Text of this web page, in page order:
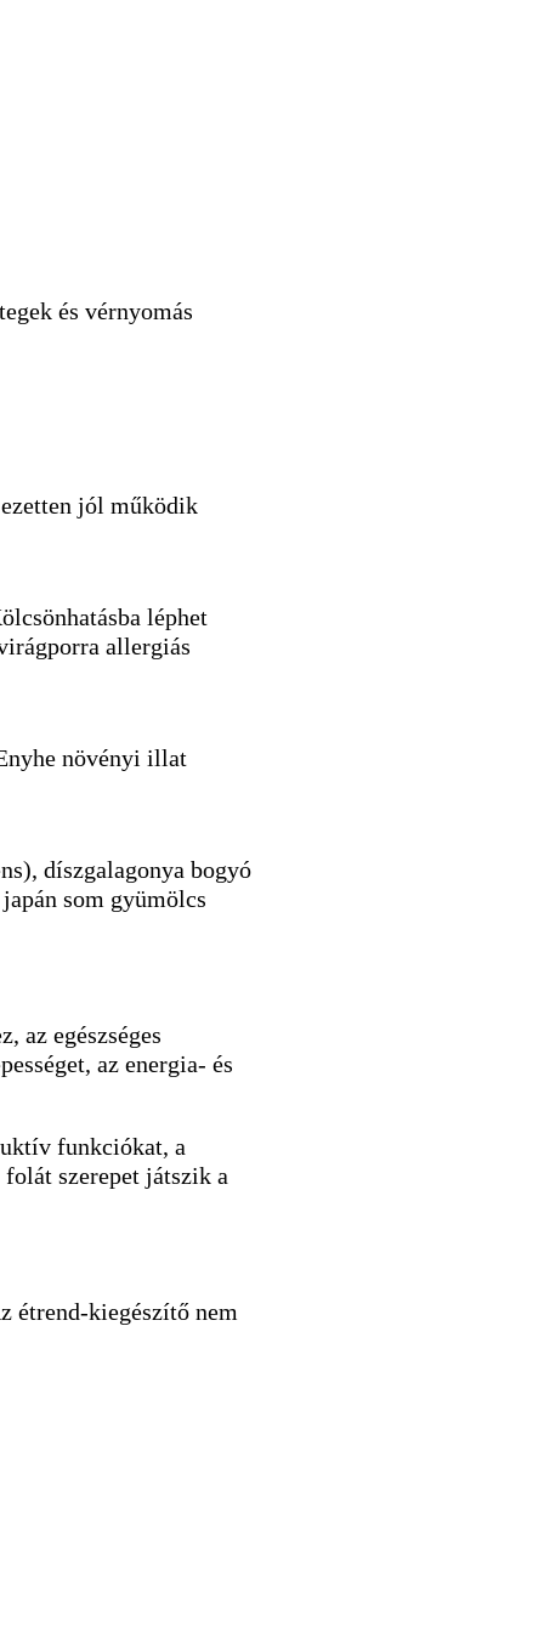
és vérnyomás
jól működik
léphet
allergiás
növényi illat
díszgalagonya bogyó
som gyümölcs
az egészséges
az energia- és
funkciókat, a
szerepet játszik a
étrend-kiegészítő nem